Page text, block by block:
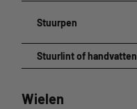
Stuurpen
Stuurlint of handvatten
Wielen